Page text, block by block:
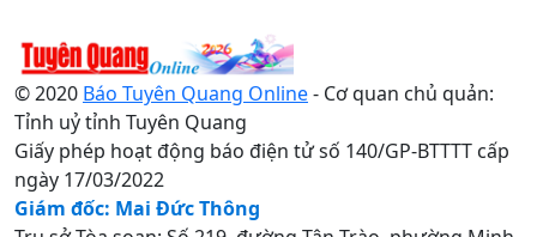
© 2020 Báo Tuyên Quang Online- Cơ quan chủ quản:
Tỉnh uỷ tỉnh Tuyên Quang
Giấy phép hoạt động báo điện tử số 140/GP-BTTTT cấp
ngày 17/03/2022
Giám đốc: Mai Đức Thông